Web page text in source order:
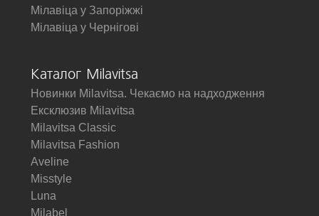
Мілавіца у Запоріжжі
Мілавіца у Чернігові
Каталог Milavitsa
Новинки Milavitsa. Чекаємо на надходження
Ексклюзив Milavitsa
Milavitsa Classic
Milavitsa Fashion
Aveline
Misstyle
Luna
Milabel